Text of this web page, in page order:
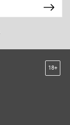
18+